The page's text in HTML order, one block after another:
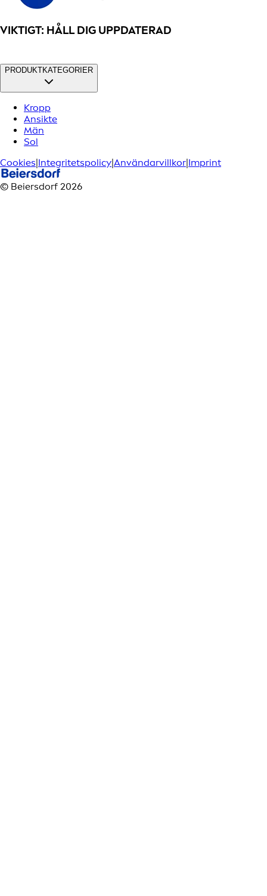
VIKTIGT: HÅLL DIG UPPDATERAD
PRODUKTKATEGORIER
Kropp
Ansikte
Män
Sol
Cookies|Integritetspolicy|Användarvillkor|Imprint
© Beiersdorf 2026